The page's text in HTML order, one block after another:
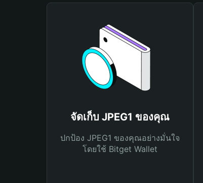
จัดเก็บ JPEG1 ของคุณ
ปกป้อง JPEG1 ของคุณอย่างมั่นใจ
โดยใช้ Bitget Wallet